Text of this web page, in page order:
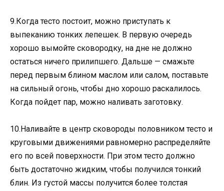
9.Когда тесто постоит, можно приступать к
выпеканию тонких лепешек. В первую очередь
хорошо вымойте сковородку, на дне не должно
остаться ничего прилипшего. Дальше — смажьте
перед первым блином маслом или салом, поставьте
на сильный огонь, чтобы дно хорошо раскалилось.
Когда пойдет пар, можно наливать заготовку.
10.Наливайте в центр сковороды половником тесто и
круговыми движениями равномерно распределяйте
его по всей поверхности. При этом тесто должно
быть достаточно жидким, чтобы получился тонкий
блин. Из густой массы получится более толстая